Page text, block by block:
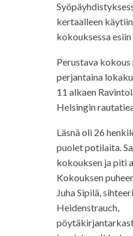
kertaalleen
kokouksessa
Perustava
perjantaina
11 alkaen
Helsingin
Läsnä oli 26
puolet potilaita.
kokouksen ja piti
Kokouksen
Juha Sipilä,
Heidenstrauch,